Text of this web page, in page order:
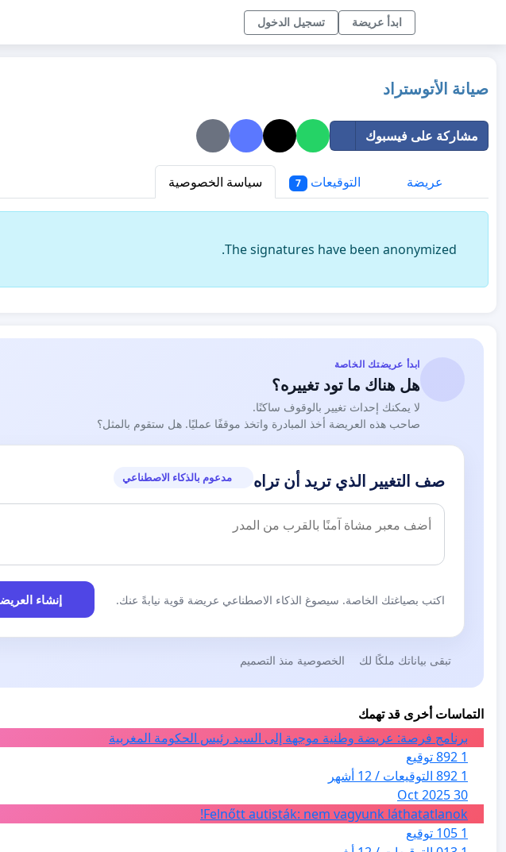
تسجيل الدخول ابدأ عريضة
صيانة الأتوستراد
مشاركة على فيسبوك
عريضة التوقيعات 7 سياسة الخصوصية
The signatures have been anonymized.
ابدأ عريضتك الخاصة
هل هناك ما تود تغييره؟
لا يمكنك إحداث تغيير بالوقوف ساكنًا.
صاحب هذه العريضة أخذ المبادرة واتخذ موقفًا عمليًا. هل ستقوم بالمثل؟
صف التغيير الذي تريد أن تراه مدعوم بالذكاء الاصطناعي
اكتب بصياغتك الخاصة. سيصوغ الذكاء الاصطناعي عريضة قوية نيابةً عنك. إنشاء
تبقى بياناتك ملكًا لك الخصوصية منذ التصميم
التماسات أخرى قد تهمك
برنامج فرصة: عريضة وطنية موجهة إلى السيد رئيس الحكومة المغربية
1 892 توقيع
1 892 التوقيعات / 12 أشهر
30 Oct 2025
Felnőtt autisták: nem vagyunk láthatatlanok!
1 105 توقيع